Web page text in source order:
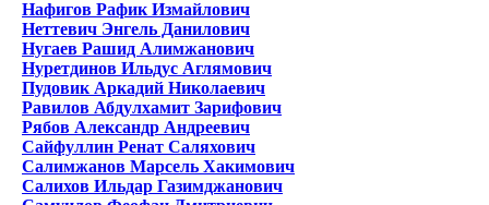
Нафигов Рафик Измайлович
Неттевич Энгель Данилович
Нугаев Рашид Алимжанович
Нуретдинов Ильдус Аглямович
Пудовик Аркадий Николаевич
Равилов Абдулхамит Зарифович
Рябов Александр Андреевич
Сайфуллин Ренат Саляхович
Салимжанов Марсель Хакимович
Салихов Ильдар Газимджанович